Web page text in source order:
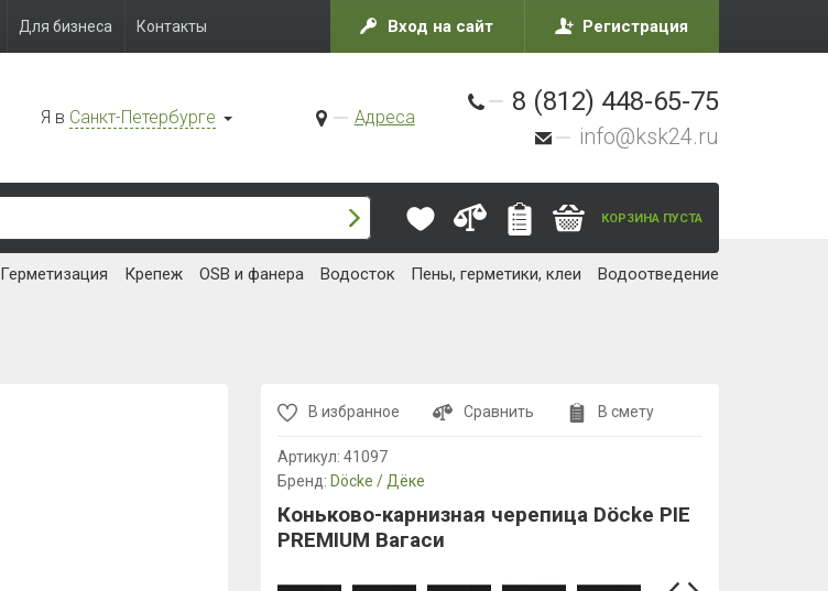
Для бизнеса Контакты Вход на сайт Регистрация
Я в Санкт-Петербурге Адреса
8 (812) 448-65-75
info@ksk24.ru
КОРЗИНА ПУСТА
Герметизация Крепеж OSB и фанера Водосток Пены, герметики, клеи Водоотведение
В избранное Сравнить В смету
Артикул: 41097
Бренд: Döcke / Дёке
Коньково-карнизная черепица Döcke PIE
PREMIUM Вагаси